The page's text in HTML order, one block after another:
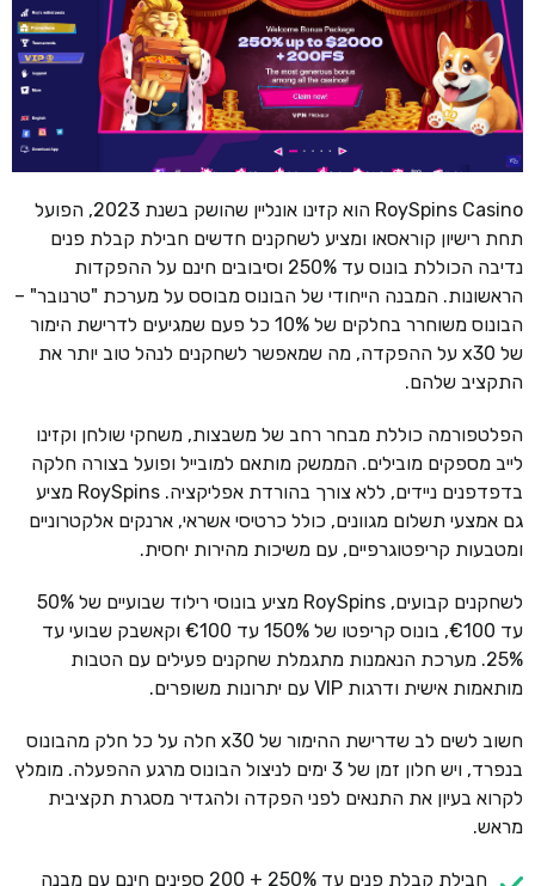
RoySpins Casino הוא קזינו אונליין שהושק בשנת 2023, הפועל
תחת רישיון קוראסאו ומציע לשחקנים חדשים חבילת קבלת פנים
נדיבה הכוללת בונוס עד 250% וסיבובים חינם על ההפקדות
הראשונות. המבנה הייחודי של הבונוס מבוסס על מערכת "טרנובר" –
הבונוס משוחרר בחלקים של 10% כל פעם שמגיעים לדרישת הימור
של x30 על ההפקדה, מה שמאפשר לשחקנים לנהל טוב יותר את
התקציב שלהם.
הפלטפורמה כוללת מבחר רחב של משבצות, משחקי שולחן וקזינו
לייב מספקים מובילים. הממשק מותאם למובייל ופועל בצורה חלקה
בדפדפנים ניידים, ללא צורך בהורדת אפליקציה. RoySpins מציע
גם אמצעי תשלום מגוונים, כולל כרטיסי אשראי, ארנקים אלקטרוניים
ומטבעות קריפטוגרפיים, עם משיכות מהירות יחסית.
לשחקנים קבועים, RoySpins מציע בונוסי רילוד שבועיים של 50%
עד €100, בונוס קריפטו של 150% עד €100 וקאשבק שבועי עד
25%. מערכת הנאמנות מתגמלת שחקנים פעילים עם הטבות
מותאמות אישית ודרגות VIP עם יתרונות משופרים.
חשוב לשים לב שדרישת ההימור של x30 חלה על כל חלק מהבונוס
בנפרד, ויש חלון זמן של 3 ימים לניצול הבונוס מרגע ההפעלה. מומלץ
לקרוא בעיון את התנאים לפני הפקדה ולהגדיר מסגרת תקציבית
מראש.
חבילת קבלת פנים עד 250% + 200 ספינים חינם עם מבנה